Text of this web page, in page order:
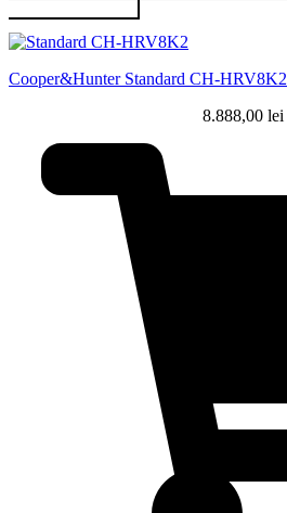
Cooper&Hunter Standard CH-HRV8K2
8.888,00 lei